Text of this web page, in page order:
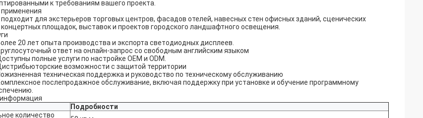
к требованиям вашего проекта.
для экстерьеров торговых центров, фасадов отелей, навесных стен офисных зданий, сценических
концертных площадок, выставок и проектов городского ландшафтного освещения.
20 лет опыта производства и экспорта светодиодных дисплеев.
ответ на онлайн-запрос со свободным английским языком
полные услуги по настройке OEM и ODM.
возможности с защитой территории
техническая поддержка и руководство по техническому обслуживанию
послепродажное обслуживание, включая поддержку при установке и обучение программному
Подробности
количество